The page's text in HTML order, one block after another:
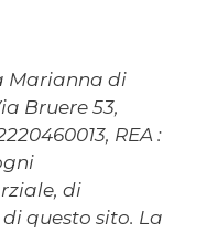
Marianna di
Bruere 53,
REA :
di
questo sito. La